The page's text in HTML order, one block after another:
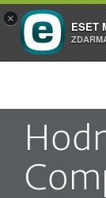
×
ESET